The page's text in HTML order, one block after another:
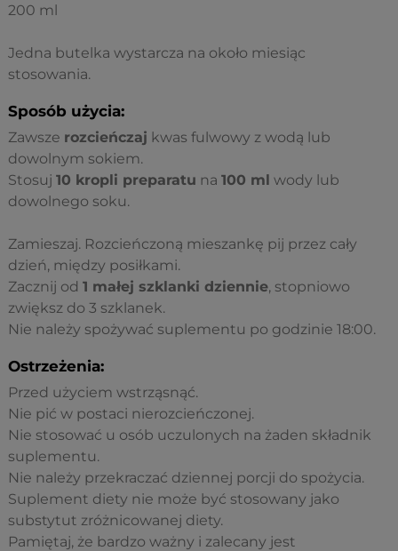
200 ml
Jedna butelka wystarcza na około miesiąc
stosowania.
Sposób użycia:
Zawsze rozcieńczaj kwas fulwowy z wodą lub
dowolnym sokiem.
Stosuj 10 kropli preparatu na 100 ml wody lub
dowolnego soku.
Zamieszaj. Rozcieńczoną mieszankę pij przez cały
dzień, między posiłkami.
Zacznij od 1 małej szklanki dziennie, stopniowo
zwiększ do 3 szklanek.
Nie należy spożywać suplementu po godzinie 18:00.
Ostrzeżenia:
Przed użyciem wstrząsnąć.
Nie pić w postaci nierozcieńczonej.
Nie stosować u osób uczulonych na żaden składnik
suplementu.
Nie należy przekraczać dziennej porcji do spożycia.
Suplement diety nie może być stosowany jako
substytut zróżnicowanej diety.
Pamiętaj, że bardzo ważny i zalecany jest